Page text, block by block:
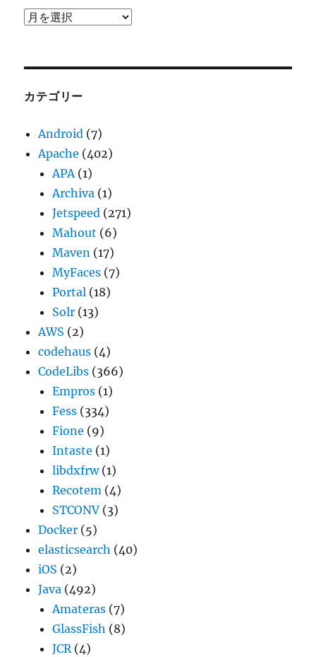
ア
ブ
カテゴリー
Android (7)
Apache (402)
APA(1)
Archiva (1)
Jetspeed (271)
Mahout (6)
Maven (17)
MyFaces (7)
Portal (18)
Solr (13)
AWS (2)
codehaus (4)
CodeLibs (366)
Empros (1)
Fess (334)
Fione (9)
Intaste (1)
libdxfrw(1)
Recotem (4)
STCONV (3)
Docker (5)
elasticsearch (40)
iOS (2)
Java (492)
Amateras (7)
GlassFish (8)
JCR(4)